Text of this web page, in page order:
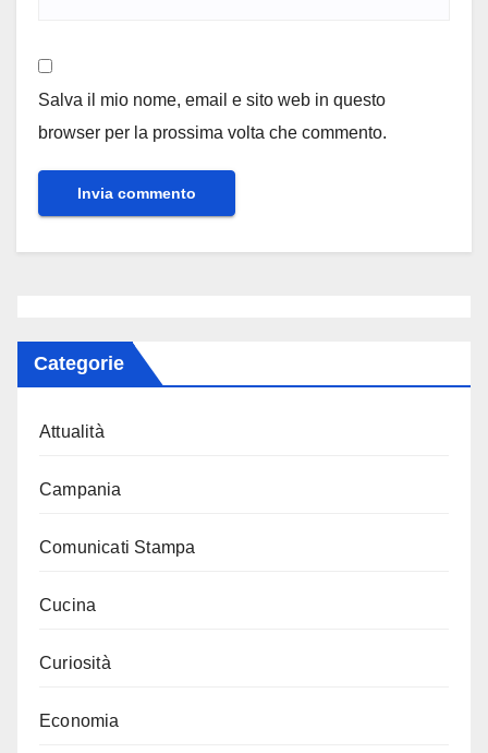
Salva il mio nome, email e sito web in questo
browser per la prossima volta che commento.
Categorie
Attualità
Campania
Comunicati Stampa
Cucina
Curiosità
Economia